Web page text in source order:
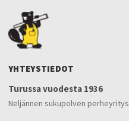
YHTEYSTIEDOT
Turussa vuodesta 1936
Neljännen sukupolven perheyritys